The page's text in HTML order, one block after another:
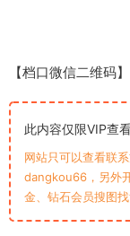
【档口微信二维码】
此内容仅限VIP查
网站只可以查看联
dangkou66，另外
金、钻石会员搜图找